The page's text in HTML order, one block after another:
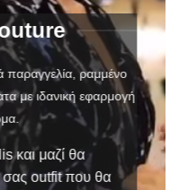
παραγγελία, ραμμένο
με ιδανική εφαρμογή
και μαζί θα
σας outfit που θα